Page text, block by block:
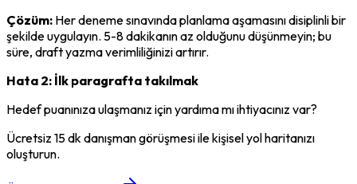
Çözüm: Her deneme sınavında planlama aşamasını disiplinli bir
şekilde uygulayın. 5-8 dakikanın az olduğunu düşünmeyin; bu
süre, draft yazma verimliliğinizi artırır.
Hata 2: İlk paragrafta takılmak
Hedef puanınıza ulaşmanız için yardıma mı ihtiyacınız var?
Ücretsiz 15 dk danışman görüşmesi ile kişisel yol haritanızı
oluşturun.